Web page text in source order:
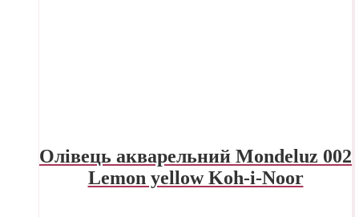
Олівець акварельний Mondeluz 002
Lemon yellow Koh-i-Noor